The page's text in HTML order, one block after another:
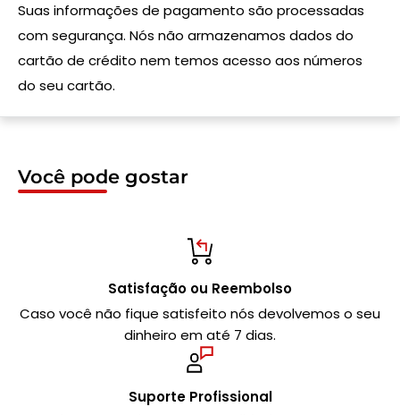
Suas informações de pagamento são processadas
com segurança. Nós não armazenamos dados do
cartão de crédito nem temos acesso aos números
do seu cartão.
Você pode gostar
Satisfação ou Reembolso
Caso você não fique satisfeito nós devolvemos o seu
dinheiro em até 7 dias.
Suporte Profissional